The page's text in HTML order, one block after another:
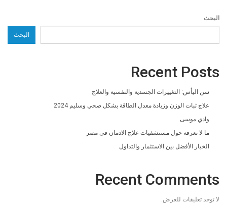
البحث
البحث
Recent Posts
سن اليأس: التغييرات الجسدية والنفسية والعلاج
علاج ثبات الوزن وزيادة معدل الطاقة بشكل صحي وسليم 2024
وادي موسى
ما لا تعرفه حول مستشفيات علاج الادمان فى مصر
الخيار الأفضل بين الاستثمار والتداول
Recent Comments
لا توجد تعليقات للعرض.